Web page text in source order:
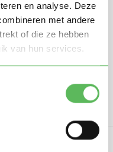
en analyse. Deze
met andere
of die ze hebben
van hun services.
met deAlgemene